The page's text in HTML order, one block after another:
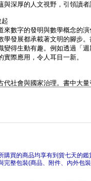
購買的商品均享有到貨七天的
整包裝(商品、附件、內外包